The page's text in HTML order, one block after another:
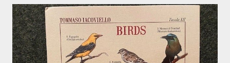
CVACH
&
MAX
BRAND
ENSEMBLE: